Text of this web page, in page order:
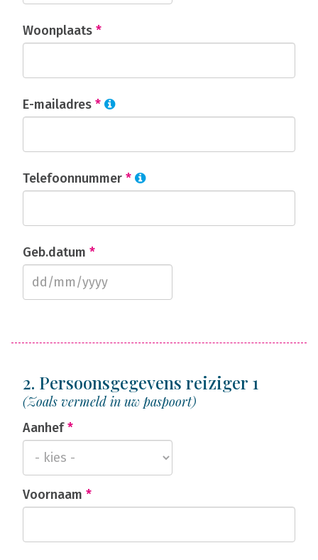
Woonplaats *
E-mailadres *
Telefoonnummer *
Geb.datum *
2. Persoonsgegevens reiziger 1
(Zoals vermeld in uw paspoort)
Aanhef*
Voornaam *